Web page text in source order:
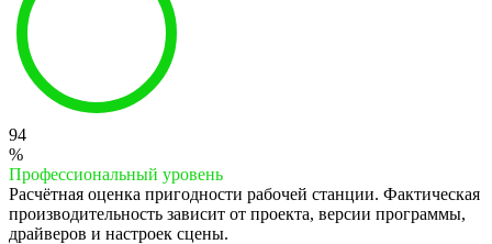
94
%
Профессиональный уровень
Расчётная оценка пригодности рабочей станции. Фактическая
производительность зависит от проекта, версии программы,
драйверов и настроек сцены.